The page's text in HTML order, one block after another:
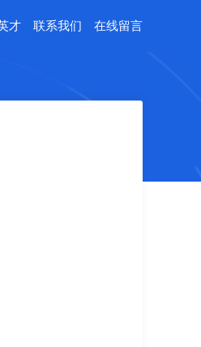
才 联系我们 在线留言